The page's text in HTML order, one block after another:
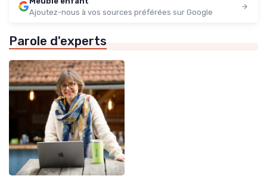
Ajoutez-nous à vos sources préférées sur Google
Parole d'experts